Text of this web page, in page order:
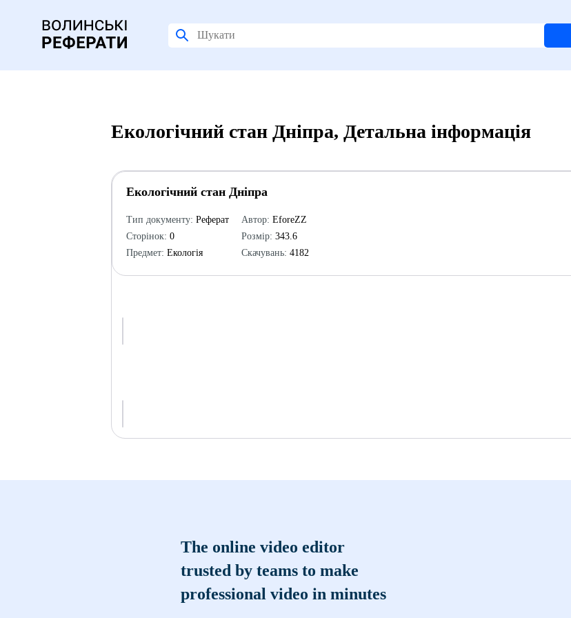
Екологічний стан Дніпра, Детальна інформація
Екологічний стан Дніпра
Тип документу: Реферат
Сторінок: 0
Предмет: Екологія
Автор: EforeZZ
Розмір: 343.6
Скачувань: 4182
The online video editor
trusted by teams to make
professional video in minutes